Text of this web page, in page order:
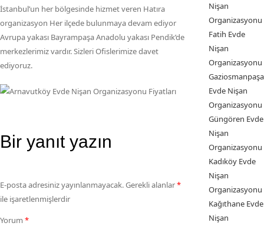
İstanbul’un her bölgesinde hizmet veren Hatıra
organizasyon Her ilçede bulunmaya devam ediyor
Avrupa yakası Bayrampaşa Anadolu yakası Pendik’de
merkezlerimiz vardır. Sizleri Ofislerimize davet
ediyoruz.
Bir yanıt yazın
E-posta adresiniz yayınlanmayacak.Gerekli alanlar*
ile işaretlenmişlerdir
Yorum *
Nişan
Organizasyonu
Fatih Evde
Nişan
Organizasyonu
Gaziosmanpaşa
Evde Nişan
Organizasyonu
Güngören Evde
Nişan
Organizasyonu
Kadıköy Evde
Nişan
Organizasyonu
Kağıthane Evde
Nişan